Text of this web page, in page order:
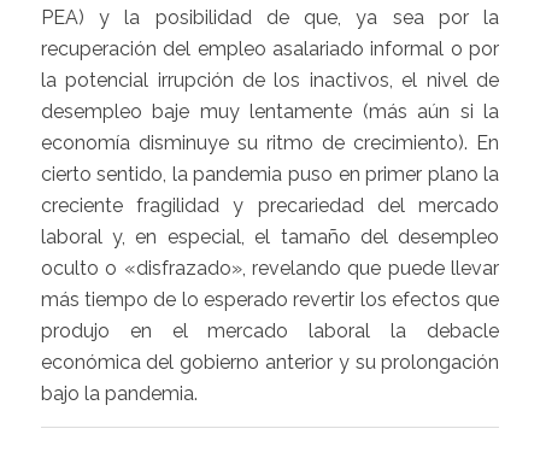
PEA) y la posibilidad de que, ya sea por la
recuperación del empleo asalariado informal o por
la potencial irrupción de los inactivos, el nivel de
desempleo baje muy lentamente (más aún si la
economía disminuye su ritmo de crecimiento). En
cierto sentido, la pandemia puso en primer plano la
creciente fragilidad y precariedad del mercado
laboral y, en especial, el tamaño del desempleo
oculto o «disfrazado», revelando que puede llevar
más tiempo de lo esperado revertir los efectos que
produjo en el mercado laboral la debacle
económica del gobierno anterior y su prolongación
bajo la pandemia.